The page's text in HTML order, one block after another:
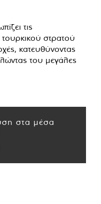
τις
τουρκικού στρατού
κατευθύνοντας
του μεγάλες
στα μέσα